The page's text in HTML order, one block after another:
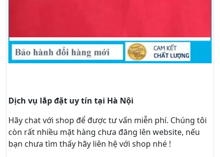
Dịch vụ lắp đặt uy tín tại Hà Nội
Hãy chatvới shop để được tư vấn miễn phí. Chúng tôi
còn rất nhiều mặt hàng chưa đăng lên website, nếu
bạn chưa tìm thấy hãy liên hệ với shop nhé !